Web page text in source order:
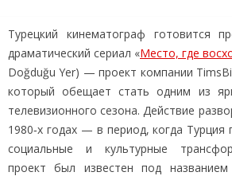
Турецкий кинематограф готовится
драматический сериал «Место, где
Doğduğu Yer) — проект компании
который обещает стать одним из
телевизионного сезона. Действие
1980‑х годах — в период, когда Турция
социальные и культурные
проект был известен под